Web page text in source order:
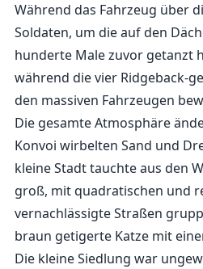
Während das Fahrzeug über
Soldaten, um die auf den
hunderte Male zuvor getanzt
während die vier Ridgeback-
den massiven Fahrzeugen
Die gesamte Atmosphäre
Konvoi wirbelten Sand und
kleine Stadt tauchte aus den
groß, mit quadratischen und
vernachlässigte Straßen
braun getigerte Katze mit
Die kleine Siedlung war